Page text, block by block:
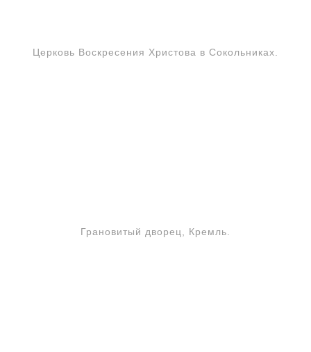
Церковь Воскресения Христова в Сокольниках.
Грановитый дворец, Кремль.